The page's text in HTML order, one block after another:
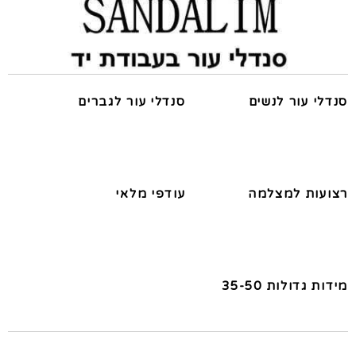
סנדלי עור לנשים סנדלי עור לגברים
רצועות למצלמה עודפי מלאי
מידות גדולות 35-50